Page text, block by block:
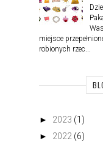
miejsce
robionych rzec...
► 2023 (1)
► 2022 (6)